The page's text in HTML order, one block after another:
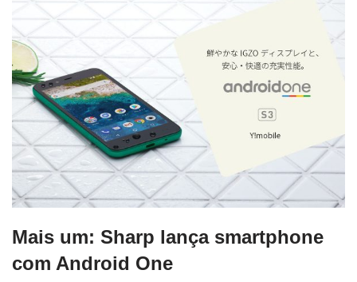
Mais um: Sharp lança smartphone
com Android One